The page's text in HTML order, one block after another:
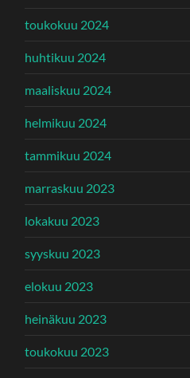
toukokuu 2024
huhtikuu 2024
maaliskuu 2024
helmikuu 2024
tammikuu 2024
marraskuu 2023
lokakuu 2023
syyskuu 2023
elokuu 2023
heinäkuu 2023
toukokuu 2023